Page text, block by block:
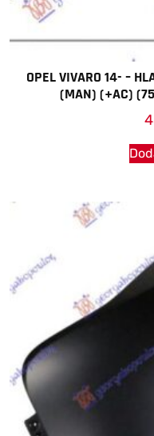
OPEL VIVARO 14- –
(MAN) (+AC)